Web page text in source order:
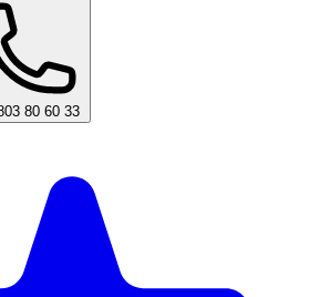
80 60 33